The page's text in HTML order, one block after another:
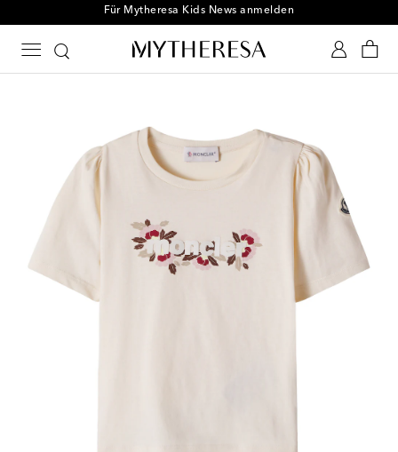
Für Mytheresa Kids News anmelden